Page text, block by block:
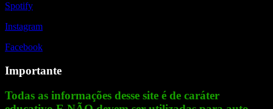
Spotify
Instagram
Facebook
Importante
Todas as informações desse site é de caráter